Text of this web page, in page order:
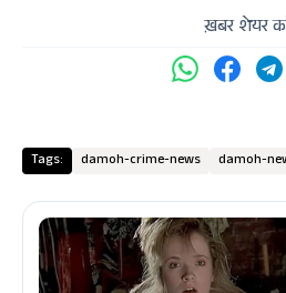
ख़बर शेयर
Tags: damoh-crime-news damoh-